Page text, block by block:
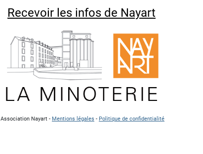
Recevoir les infos de Nayart
Association Nayart - Mentions légales - Politique de confidentialité